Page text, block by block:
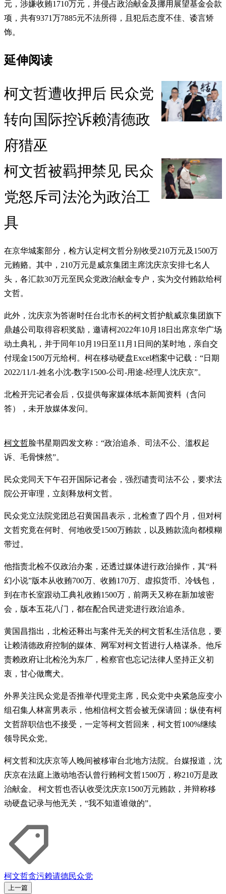
元，涉嫌收贿1710万元，并侵占政治献金及挪用展望基金会款
项，共有9371万7885元不法所得，且犯后态度不佳、诿言矫
饰。
延伸阅读
柯文哲遭收押后 民众党
转向国际控诉赖清德政
府猎巫
柯文哲被羁押禁见 民众
党怒斥司法沦为政治工
具
在京华城案部分，检方认定柯文哲分别收受210万元及1500万
元贿赂。其中，210万元是威京集团主席沈庆京安排七名人
头，各汇款30万元至民众党政治献金专户，实为交付贿款给柯
文哲。
此外，沈庆京为答谢时任台北市长的柯文哲护航威京集团旗下
鼎越公司取得容积奖励，邀请柯2022年10月18日出席京华广场
动土典礼，并于同年10月19日至11月1日间的某时地，亲自交
付现金1500万元给柯。柯在移动硬盘Excel档案中记载：“日期
2022/11/1-姓名小沈-数字1500-公司-用途-经理人沈庆京”。
北检开完记者会后，仅提供每家媒体纸本新闻资料（含问
答），未开放媒体发问。
柯文哲脸书星期四发文称：“政治追杀、司法不公、滥权起
诉、毛骨悚然”。
民众党同天下午召开国际记者会，强烈谴责司法不公，要求法
院公开审理，立刻释放柯文哲。
民众党立法院党团总召黄国昌表示，北检查了四个月，但对柯
文哲究竟在何时、何地收受1500万贿款，以及贿款流向都模糊
带过。
他指责北检不仅政治办案，还透过媒体进行政治操作，其“科
幻小说”版本从收贿700万、收贿170万、虚拟货币、冷钱包，
到在市长室跟动工典礼收贿1500万，前两天又称在新加坡密
会，版本五花八门，都在配合民进党进行政治追杀。
黄国昌指出，北检还释出与案件无关的柯文哲私生活信息，要
让赖清德政府控制的媒体、网军对柯文哲进行人格谋杀。他斥
责赖政府让北检沦为东厂，检察官也忘记法律人坚持正义初
衷，甘心做鹰犬。
外界关注民众党是否推举代理党主席，民众党中央紧急应变小
组召集人林富男表示，他相信柯文哲会被无保请回；纵使有柯
文哲辞职信也不接受，一定等柯文哲回来，柯文哲100%继续
领导民众党。
柯文哲和沈庆京等人晚间被移审台北地方法院。台媒报道，沈
庆京在法庭上激动地否认曾行贿柯文哲1500万，称210万是政
治献金。 柯文哲也否认收受沈庆京1500万元贿款，并辩称移
动硬盘记录与他无关，“我不知道谁做的”。
柯文哲贪污赖请德民众党
上一篇